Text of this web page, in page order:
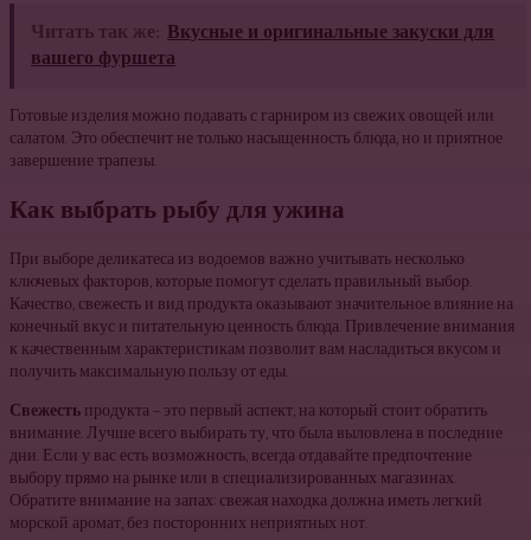
Читать так же: Вкусные и оригинальные закуски для
вашего фуршета
Готовые изделия можно подавать с гарниром из свежих овощей или
салатом. Это обеспечит не только насыщенность блюда, но и приятное
завершение трапезы.
Как выбрать рыбу для ужина
При выборе деликатеса из водоемов важно учитывать несколько
ключевых факторов, которые помогут сделать правильный выбор.
Качество, свежесть и вид продукта оказывают значительное влияние на
конечный вкус и питательную ценность блюда. Привлечение внимания
к качественным характеристикам позволит вам насладиться вкусом и
получить максимальную пользу от еды.
Свежестьпродукта – это первый аспект, на который стоит обратить
внимание. Лучше всего выбирать ту, что была выловлена в последние
дни. Если у вас есть возможность, всегда отдавайте предпочтение
выбору прямо на рынке или в специализированных магазинах.
Обратите внимание на запах: свежая находка должна иметь легкий
морской аромат, без посторонних неприятных нот.